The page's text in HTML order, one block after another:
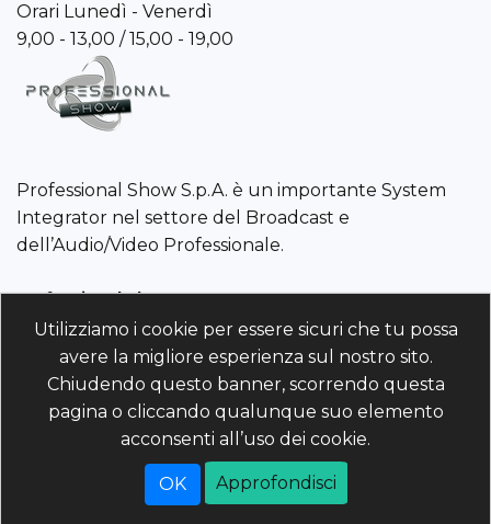
Professional Show S.p.A. è un importante System
Integrator nel settore del Broadcast e
dell’Audio/Video Professionale.
Professional Show S.p.A.
P.IVA/C.F./R.I. 01960110243 | REA PD-214568 Cod. Univoco
5RUO82D | Capitale Sociale 4.025.000 (i.v)
Orari Lunedì - Venerdì
9,00 - 13,00 / 15,00 - 19,00
Powered by nopCommerce
Copyright © 2026 professionalshow.com. Tutti i
Utilizziamo i cookie per essere sicuri che tu possa
avere la migliore esperienza sul nostro sito.
Chiudendo questo banner, scorrendo questa
pagina o cliccando qualunque suo elemento
acconsenti all’uso dei cookie.
Approfondisci